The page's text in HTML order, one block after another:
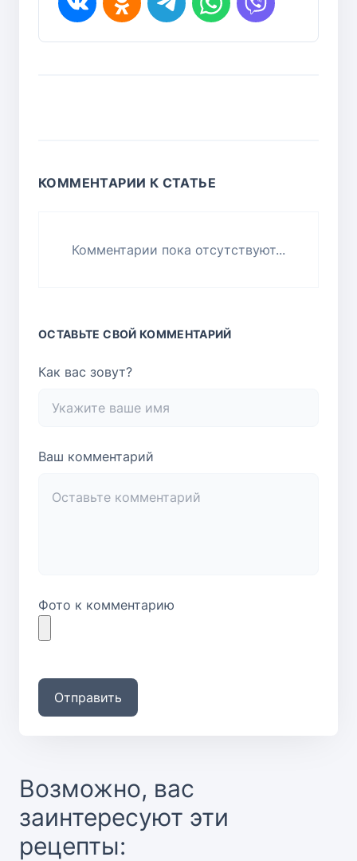
КОММЕНТАРИИ К СТАТЬЕ
Комментарии пока отсутствуют...
ОСТАВЬТЕ СВОЙ КОММЕНТАРИЙ
Как вас зовут?
Ваш комментарий
Фото к комментарию
Отправить
Возможно, вас
заинтересуют эти
рецепты: